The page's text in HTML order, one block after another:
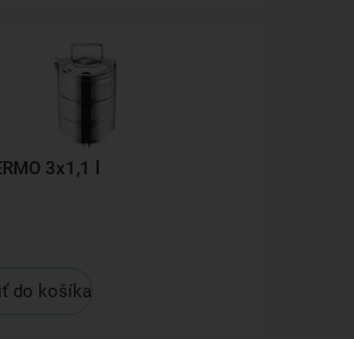
3x1,1 l
do košíka